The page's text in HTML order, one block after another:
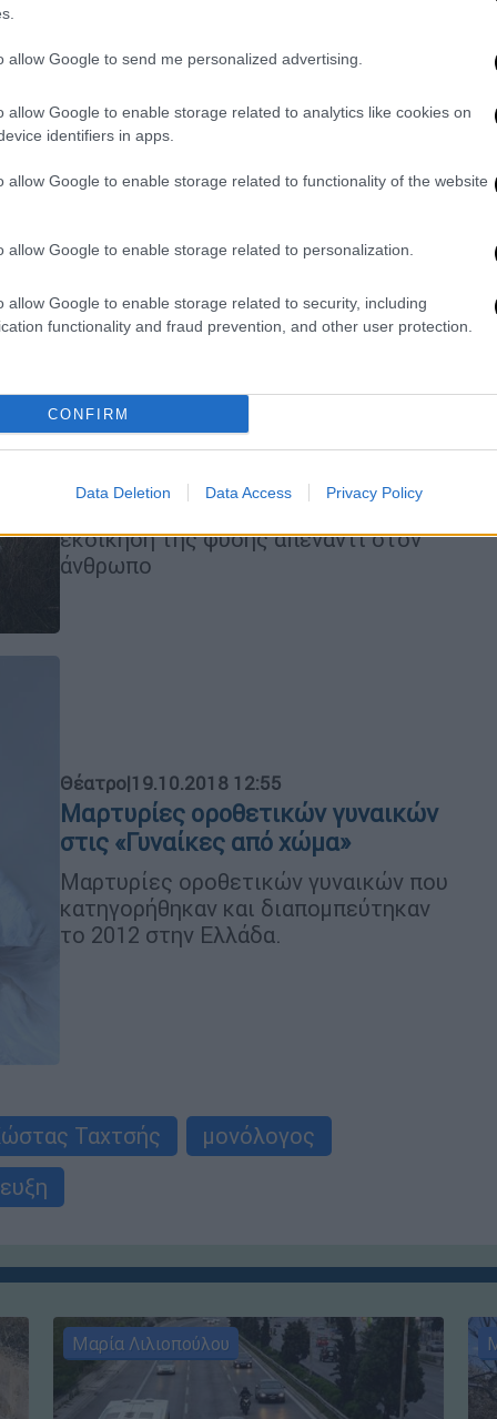
allow Google to send me personalized advertising.
allow Google to enable storage related to analytics like cookies on
identifiers in apps.
allow Google to enable storage related to functionality of the website
allow Google to enable storage related to personalization.
allow Google to enable storage related to security, including
functionality and fraud prevention, and other user protection.
CONFIRM
Data Deletion Data Access Privacy Policy
To αυστηρώς ακατάλληλο «Guilty
Vault
Mε ένα καστ νέων ηθοποιών, σε μια
αυστηρά ακατάλληλη παράσταση που
φαινομενικά πολύ ευτυχισμένου
Τα Πουλιά: Έρχεται για πρώτη
φορά στην Ελλάδα το ψυχολογικό
εκδίκηση της φύσης απέναντι στον
άνθρωπο
Θέατρο|19.10.2018 12:55
Μαρτυρίες οροθετικών γυναικών
στις «Γυναίκες από χώμα»
Μαρτυρίες οροθετικών γυναικών που
κατηγορήθηκαν και διαπομπεύτηκαν
το 2012 στην Ελλάδα.
Ταχτσής
μονόλογος
Μαρία Λιλιοπούλου